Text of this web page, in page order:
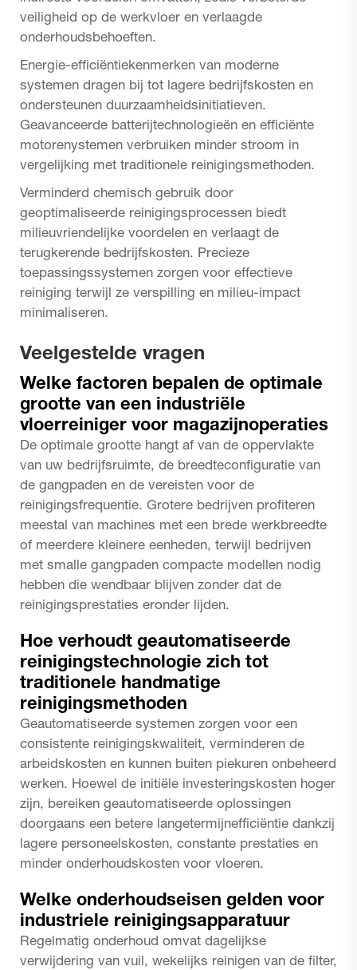
veiligheid op de werkvloer en verlaagde
onderhoudsbehoeften.
Energie-efficiëntiekenmerken van moderne
systemen dragen bij tot lagere bedrijfskosten en
ondersteunen duurzaamheidsinitiatieven.
Geavanceerde batterijtechnologieën en efficiënte
motorenystemen verbruiken minder stroom in
vergelijking met traditionele reinigingsmethoden.
Verminderd chemisch gebruik door
geoptimaliseerde reinigingsprocessen biedt
milieuvriendelijke voordelen en verlaagt de
terugkerende bedrijfskosten. Precieze
toepassingssystemen zorgen voor effectieve
reiniging terwijl ze verspilling en milieu-impact
minimaliseren.
Veelgestelde vragen
Welke factoren bepalen de optimale
grootte van een industriële
vloerreiniger voor magazijnoperaties
De optimale grootte hangt af van de oppervlakte
van uw bedrijfsruimte, de breedteconfiguratie van
de gangpaden en de vereisten voor de
reinigingsfrequentie. Grotere bedrijven profiteren
meestal van machines met een brede werkbreedte
of meerdere kleinere eenheden, terwijl bedrijven
met smalle gangpaden compacte modellen nodig
hebben die wendbaar blijven zonder dat de
reinigingsprestaties eronder lijden.
Hoe verhoudt geautomatiseerde
reinigingstechnologie zich tot
traditionele handmatige
reinigingsmethoden
Geautomatiseerde systemen zorgen voor een
consistente reinigingskwaliteit, verminderen de
arbeidskosten en kunnen buiten piekuren onbeheerd
werken. Hoewel de initiële investeringskosten hoger
zijn, bereiken geautomatiseerde oplossingen
doorgaans een betere langetermijnefficiëntie dankzij
lagere personeelskosten, constante prestaties en
minder onderhoudskosten voor vloeren.
Welke onderhoudseisen gelden voor
industriele reinigingsapparatuur
Regelmatig onderhoud omvat dagelijkse
verwijdering van vuil, wekelijks reinigen van de filter,